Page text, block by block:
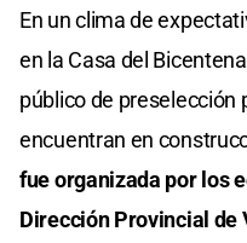
En un clima de
en la Casa del
público de preselección
encuentran en
fue organizada por los
Dirección Provincial de